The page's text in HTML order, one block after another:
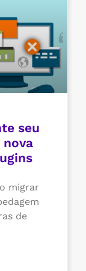
seu
nova
migrar
de